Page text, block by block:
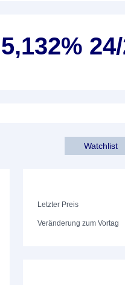
Watchlist
Letzter Preis
Veränderung zum Vortag